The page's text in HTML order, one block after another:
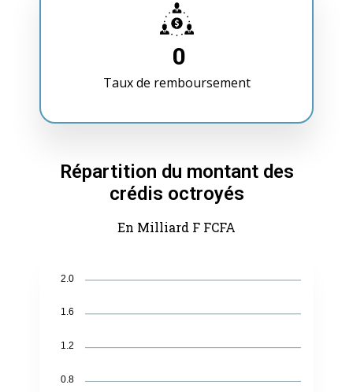
0
Taux de remboursement
Répartition du montant des
crédis octroyés
En Milliard F FCFA
2.0
1.6
1.2
0.8